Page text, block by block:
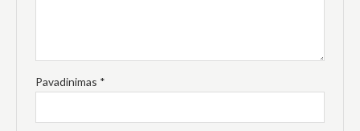
Pavadinimas *